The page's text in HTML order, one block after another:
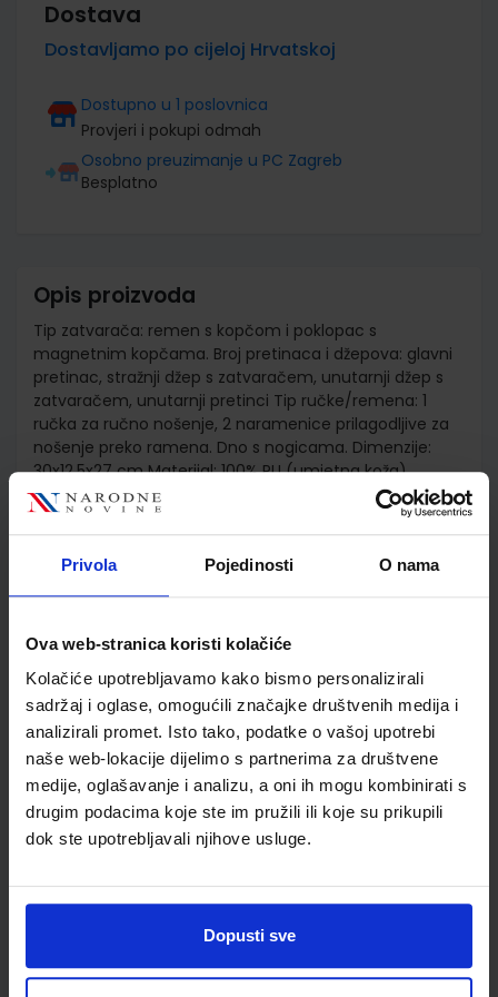
Privola Pojedinosti O nama
Ova web-stranica koristi kolačiće
Kolačiće upotrebljavamo kako bismo personalizirali
sadržaj i oglase, omogućili značajke društvenih medija i
analizirali promet. Isto tako, podatke o vašoj upotrebi
naše web-lokacije dijelimo s partnerima za društvene
medije, oglašavanje i analizu, a oni ih mogu kombinirati s
drugim podacima koje ste im pružili ili koje su prikupili
dok ste upotrebljavali njihove usluge.
Dopusti sve
Dostava
Dostavljamo po cijeloj Hrvatskoj
Dostupno u 1 poslovnica
Provjeri i pokupi odmah
Osobno preuzimanje u PC Zagreb
Besplatno
Opis proizvoda
Tip zatvarača: remen s kopčom i poklopac s
magnetnim kopčama. Broj pretinaca i džepova: glavni
pretinac, stražnji džep s zatvaračem, unutarnji džep s
zatvaračem, unutarnji pretinci Tip ručke/remena: 1
ručka za ručno nošenje, 2 naramenice prilagodljive za
nošenje preko ramena. Dno s nogicama. Dimenzije:
30x12,5x27 cm Materijal: 100% PU (umjetna koža)
Unutrašnjost: podstava sa uzorkom, 100% poliester
Detalji proizvoda
Šifra proizvoda
591876
Newsletter prijava